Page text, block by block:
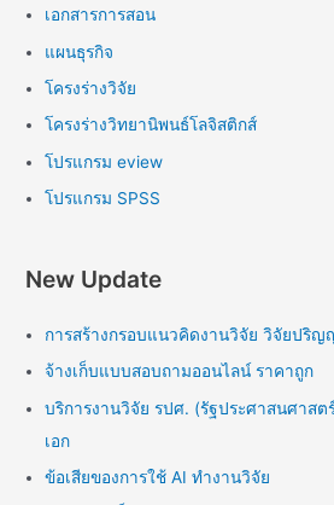
เอกสารการสอน
แผนธุรกิจ
โครงร่างวิจัย
โครงร่างวิทยานิพนธ์โลจิสติกส์
โปรแกรม eview
โปรแกรม SPSS
New Update
การสร้างกรอบแนวคิดงานวิจัย วิจัยปริญ
จ้างเก็บแบบสอบถามออนไลน์ ราคาถูก
บริการงานวิจัย รปศ. (รัฐประศาสนศา
เอก
ข้อเสียของการใช้ AI ทำงานวิจัย